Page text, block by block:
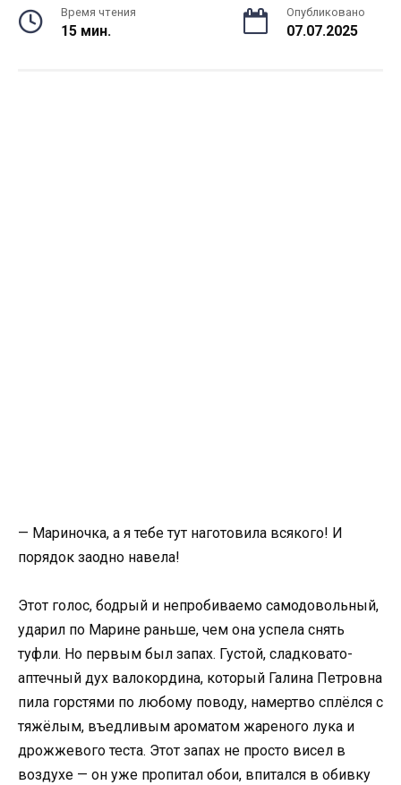
Время чтения
15 мин.
Опубликовано
07.07.2025
— Мариночка, а я тебе тут наготовила всякого! И
порядок заодно навела!
Этот голос, бодрый и непробиваемо самодовольный,
ударил по Марине раньше, чем она успела снять
туфли. Но первым был запах. Густой, сладковато-
аптечный дух валокордина, который Галина Петровна
пила горстями по любому поводу, намертво сплёлся с
тяжёлым, въедливым ароматом жареного лука и
дрожжевого теста. Этот запах не просто висел в
воздухе — он уже пропитал обои, впитался в обивку